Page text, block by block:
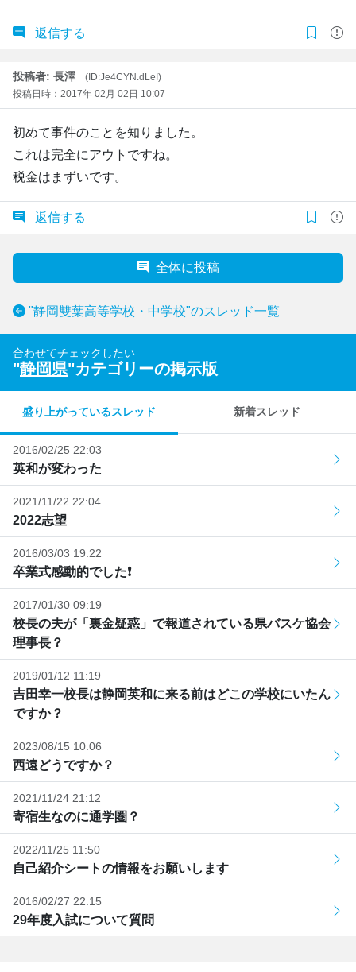
返信する
投稿者: 長澤
(ID:Je4CYN.dLeI)
投稿日時：2017年 02月 02日 10:07
初めて事件のことを知りました。
これは完全にアウトですね。
税金はまずいです。
返信する
全体に投稿
"静岡雙葉高等学校・中学校"のスレッド一覧
合わせてチェックしたい
"静岡県"カテゴリーの掲示版
盛り上がっているスレッド 新着スレッド
2016/02/25 22:03
英和が変わった
2021/11/22 22:04
2022志望
2016/03/03 19:22
卒業式感動的でした❗
2017/01/30 09:19
校長の夫が「裏金疑惑」で報道されている県バスケ協会
理事長？
2019/01/12 11:19
吉田幸一校長は静岡英和に来る前はどこの学校にいたん
ですか？
2023/08/15 10:06
西遠どうですか？
2021/11/24 21:12
寄宿生なのに通学圏？
2022/11/25 11:50
自己紹介シートの情報をお願いします
2016/02/27 22:15
29年度入試について質問